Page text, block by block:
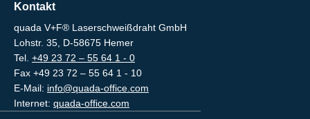
Kontakt
quada V+F® Laserschweißdraht GmbH
Lohstr. 35, D-58675 Hemer
Tel. +49 23 72 – 55 64 1 - 0
Fax +49 23 72 – 55 64 1 - 10
E-Mail: info@quada-office.com
Internet: quada-office.com